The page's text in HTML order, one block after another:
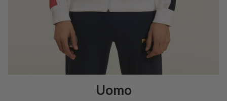
Uomo